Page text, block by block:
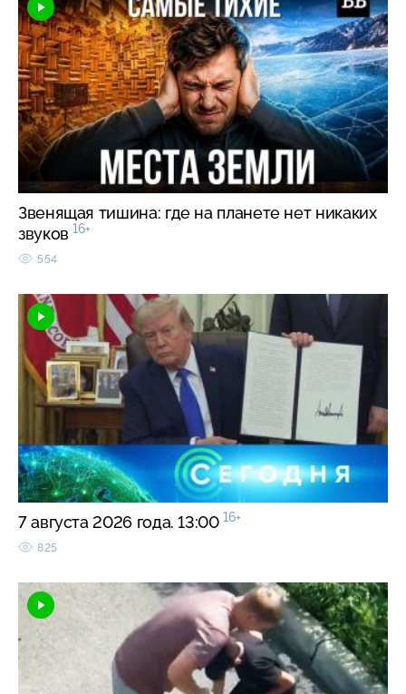
Звенящая тишина: где на планете нет никаких
звуков 16+
554
7 августа 2026 года. 13:00 16+
825